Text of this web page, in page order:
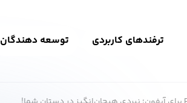
ترفندهای کاربردی توسعه دهندگان